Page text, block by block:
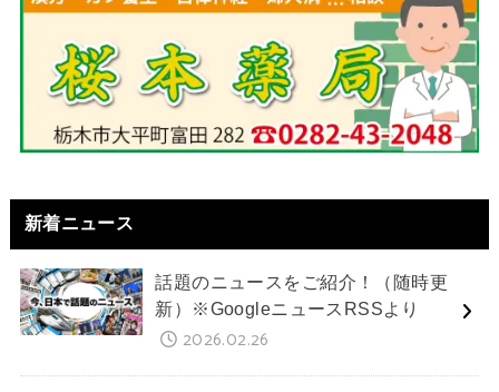
新着ニュース
話題のニュースをご紹介！（随時更
新）※GoogleニュースRSSより
2026.02.26